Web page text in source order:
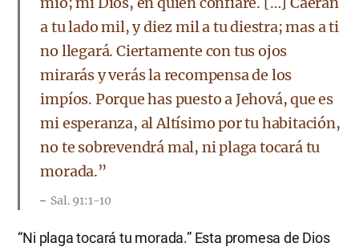
a tu lado mil, y diez mil a tu diestra; mas a ti
no llegará. Ciertamente con tus ojos
mirarás y verás la recompensa de los
impíos. Porque has puesto a Jehová, que es
mi esperanza, al Altísimo por tu habitación,
no te sobrevendrá mal, ni plaga tocará tu
morada.”
Sal. 91:1-10
“Ni plaga tocará tu morada.” Esta promesa de Dios